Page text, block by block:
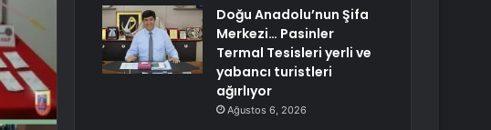
Doğu Anadolu’nun Şifa
Merkezi… Pasinler
Termal Tesisleri yerli ve
yabancı turistleri
ağırlıyor
Ağustos 6, 2026